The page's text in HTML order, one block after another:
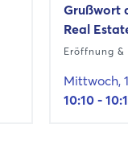
Grußwort
Real
Eröffnung
Mittwoch,
10:10 -